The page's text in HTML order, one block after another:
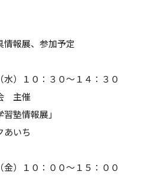
情報展、参加予定
）１０：３０～１４：３０
主催
塾情報展」
あいち
）１０：００～１５：００